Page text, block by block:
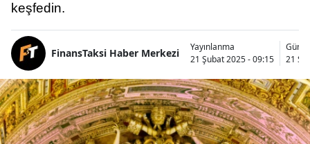
keşfedin.
FinansTaksi Haber Merkezi
Yayınlanma
21 Şubat 2025 - 09:15
21